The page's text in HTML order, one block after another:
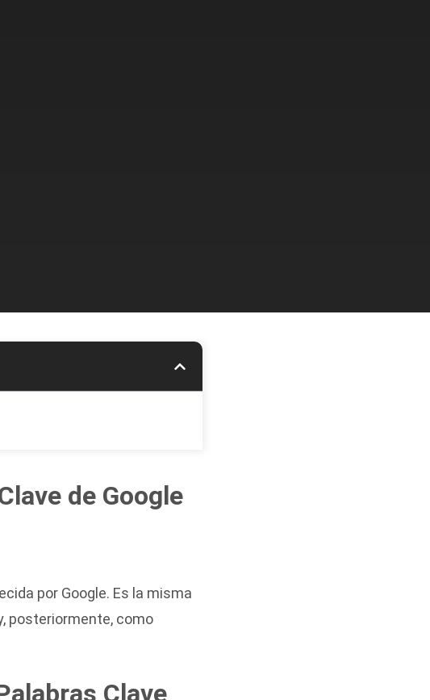
de Google
por Google. Es la misma
posteriormente, como